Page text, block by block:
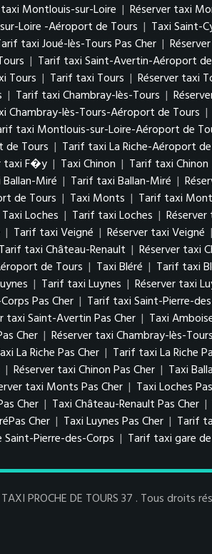
Montlouis-sur-Loire | Réserver taxi
Loire -Aéroport de Tours | Taxi Saint-
taxi Joué-lès-Tours Pas Cher |
| Tarif taxi Saint-Avertin-Aéroport
Tours | Tarif taxi Tours | Réserver taxi
| Tarif taxi Chambray-lès-Tours |
Chambray-lès-Tours-Aéroport de Tours |
taxi Montlouis-sur-Loire-Aéroport de
de Tours | Tarif taxi La Riche-Aéroport
taxi F�y | Taxi Chinon | Tarif taxi Chinon
Ballan-Miré | Tarif taxi Ballan-Miré |
de Tours | Taxi Monts | Tarif taxi
Taxi Loches | Tarif taxi Loches |
| Tarif taxi Veigné | Réserver taxi Veigné |
Tarif taxi Château-Renault | Réserver taxi
de Tours | Taxi Bléré | Tarif taxi
| Tarif taxi Luynes | Réserver taxi
Pas Cher | Tarif taxi Saint-Pierre-
taxi Saint-Avertin Pas Cher | Taxi
Cher | Réserver taxi Chambray-lès-
La Riche Pas Cher | Tarif taxi La Riche
| Réserver taxi Chinon Pas Cher | Taxi
taxi Monts Pas Cher | Taxi Loches
Cher | Taxi Château-Renault Pas Cher |
Cher | Taxi Luynes Pas Cher | Tarif
Saint-Pierre-des-Corps | Tarif taxi gare
PROCHE DE TOURS 37 . Tous droits